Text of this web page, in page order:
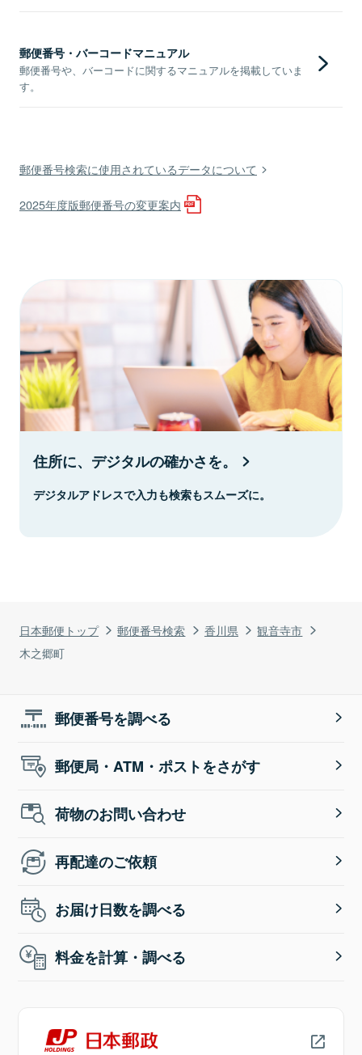
日本郵便トップ 郵便番号検索 香川県
観音寺市
木之郷町
郵便番号・バーコードマニュアル
郵便番号や、バーコードに関するマニュアルを掲載していま
す。
郵便番号検索に使用されているデータについて
2025年度版郵便番号の変更案内
住所に、デジタルの確かさを。
デジタルアドレスで入力も検索もスムーズに。
郵便番号を調べる
郵便局・ATM・ポストをさがす
荷物のお問い合わせ
再配達のご依頼
お届け日数を調べる
料金を計算・調べる